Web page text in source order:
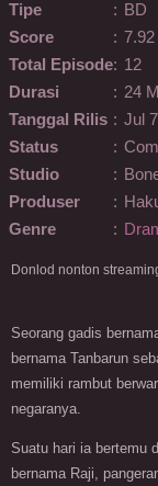
Tipe
: BD
Score
: 7.92
Total Episode: 12
Durasi
: 24
Tanggal Rilis : Jul
Status
:
Studio
:
Produser
:
Genre
:
Seorang gadis
bernama Tanbarun
memiliki rambut
negaranya.
Suatu hari ia bertemu
bernama Raji,